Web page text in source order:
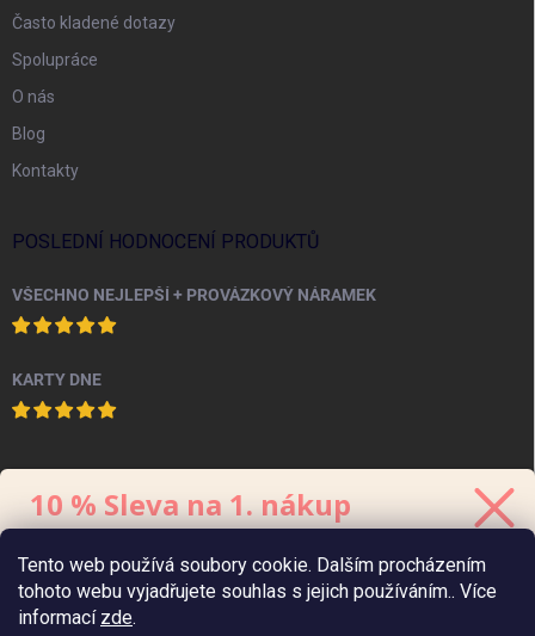
Tento web používá soubory cookie. Dalším procházením
tohoto webu vyjadřujete souhlas s jejich používáním.. Více
informací zde.
Často kladené dotazy
Spolupráce
O nás
Blog
Kontakty
POSLEDNÍ HODNOCENÍ PRODUKTŮ
VŠECHNO NEJLEPŠÍ + PROVÁZKOVÝ NÁRAMEK
KARTY DNE
PINTEREST
10 % Sleva na 1. nákup
Kód platí 48 hodin, minimální hodnotaobjednávkyje 700 Kč.